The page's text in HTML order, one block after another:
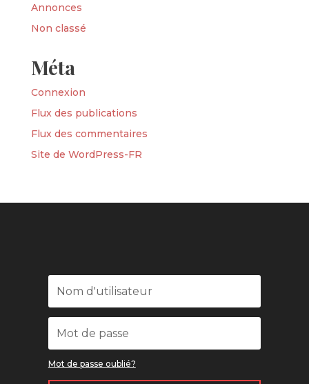
Annonces
Non classé
Méta
Connexion
Flux des publications
Flux des commentaires
Site de WordPress-FR
Mot de passe oublié?